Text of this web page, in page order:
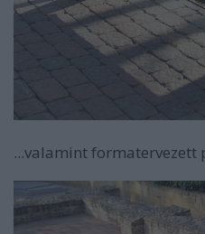
...valamint formatervezett